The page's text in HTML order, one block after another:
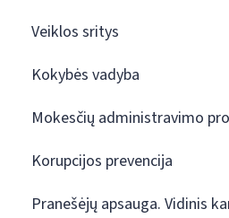
Veiklos sritys
Kokybės vadyba
Mokesčių administravimo
Korupcijos prevencija
Pranešėjų apsauga. Vidinis